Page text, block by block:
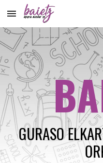
Skip to main content
GURASO